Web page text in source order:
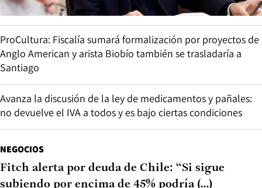
ProCultura: Fiscalía sumará formalización por proyectos de
Anglo American y arista Biobío también se trasladaría a
Santiago
Avanza la discusión de la ley de medicamentos y pañales:
no devuelve el IVA a todos y es bajo ciertas condiciones
NEGOCIOS
Fitch alerta por deuda de Chile: “Si sigue
subiendo por encima de 45% podría (...)